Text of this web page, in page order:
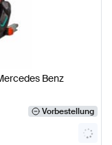
Benz
Vorbestellung